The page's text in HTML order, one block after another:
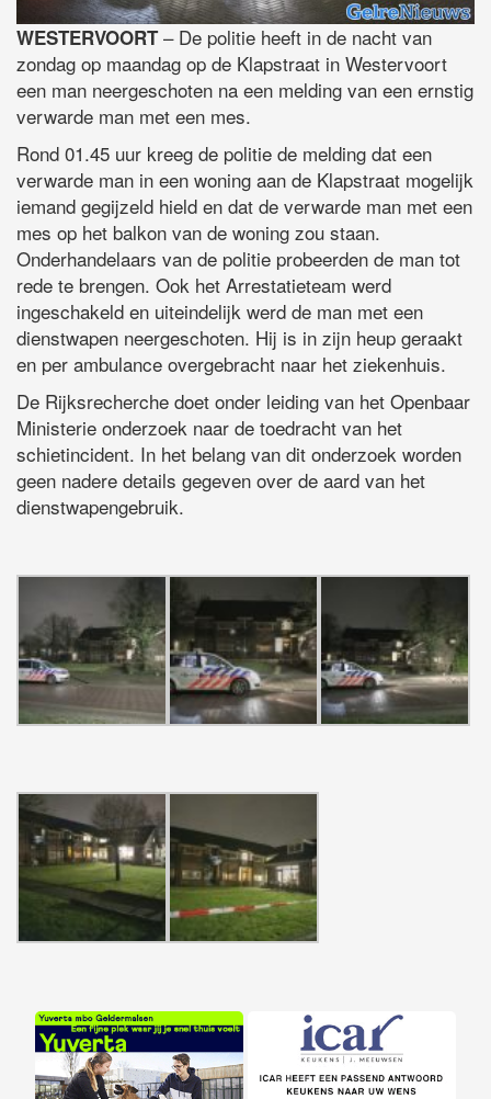
WESTERVOORT– De politie heeft in de nacht van
zondag op maandag op de Klapstraat in Westervoort
een man neergeschoten na een melding van een ernstig
verwarde man met een mes.
Rond 01.45 uur kreeg de politie de melding dat een
verwarde man in een woning aan de Klapstraat mogelijk
iemand gegijzeld hield en dat de verwarde man met een
mes op het balkon van de woning zou staan.
Onderhandelaars van de politie probeerden de man tot
rede te brengen. Ook het Arrestatieteam werd
ingeschakeld en uiteindelijk werd de man met een
dienstwapen neergeschoten. Hij is in zijn heup geraakt
en per ambulance overgebracht naar het ziekenhuis.
De Rijksrecherche doet onder leiding van het Openbaar
Ministerie onderzoek naar de toedracht van het
schietincident. In het belang van dit onderzoek worden
geen nadere details gegeven over de aard van het
dienstwapengebruik.